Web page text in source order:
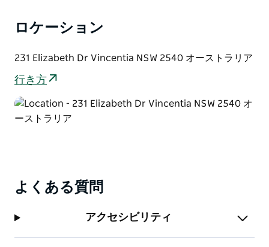
置されています。
な喜びを体験し、いつまでも心に残る思い出を作りませ
んか。ここでは、すべての瞬間が、大切な思い出として
ロケーション
231 Elizabeth Dr Vincentia NSW 2540 オーストラリア
行き方
よくある質問
アクセシビリティ